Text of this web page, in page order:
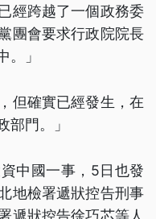
經跨越了一個政務委
團會要求行政院院長
。」
但確實已經發生，在
部門。」
中國一事，5日也發
地檢署遞狀控告刑事
遞狀控告徐巧芯等人